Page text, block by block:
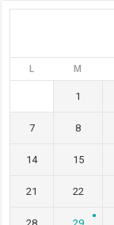
L M
1
7 8
14 15
21 22